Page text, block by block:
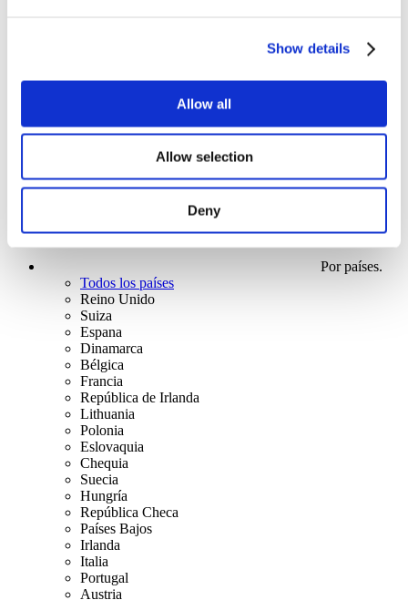
Show details
Allow all
Allow selection
Deny
Por países.
Todos los países
Reino Unido
Suiza
Espana
Dinamarca
Bélgica
Francia
República de Irlanda
Lithuania
Polonia
Eslovaquia
Chequia
Suecia
Hungría
República Checa
Países Bajos
Irlanda
Italia
Portugal
Austria